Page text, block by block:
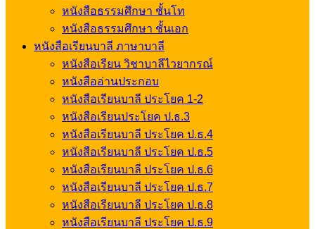
หนังสือธรรมศึกษา ชั้นโท
หนังสือธรรมศึกษา ชั้นเอก
หนังสือเรียนบาลี ภาษาบาลี
หนังสือเรียน วิชาบาลีไวยากรณ์
หนังสืออ่านประกอบ
หนังสือเรียนบาลี ประโยค 1-2
หนังสือเรียนประโยค ป.ธ.3
หนังสือเรียนบาลี ประโยค ป.ธ.4
หนังสือเรียนบาลี ประโยค ป.ธ.5
หนังสือเรียนบาลี ประโยค ป.ธ.6
หนังสือเรียนบาลี ประโยค ป.ธ.7
หนังสือเรียนบาลี ประโยค ป.ธ.8
หนังสือเรียนบาลี ประโยค ป.ธ.9